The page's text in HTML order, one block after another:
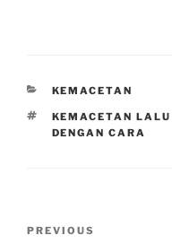
CATEGORIES
KEMACETAN
TAGS
KEMACETAN
DENGAN CARA
Previous
PREVIOUS